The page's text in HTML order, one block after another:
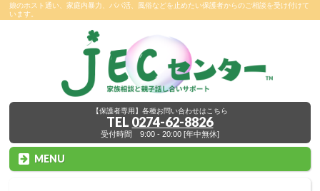
娘のホスト通い、家庭内暴力、パパ活、風俗などを止めたい保護者からのご相談を受け付けて
います。
【保護者専用】各種お問い合わせはこちら
TEL 0274-62-8826
受付時間 9:00 - 20:00 [年中無休]
MENU